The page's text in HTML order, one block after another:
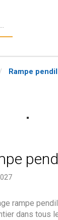
Rampe
rampe
dans tous